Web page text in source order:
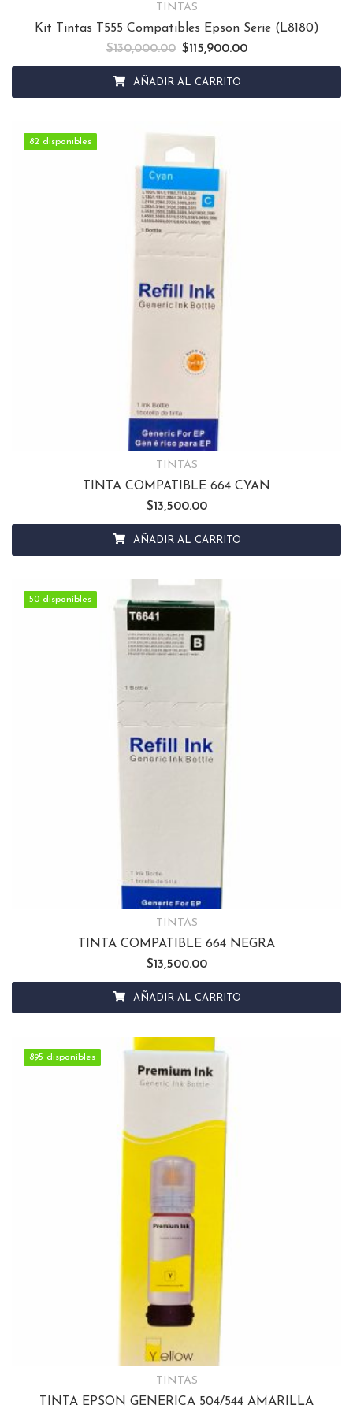
TINTAS
Kit Tintas T555 Compatibles Epson Serie (L8180)
$130,000.00 El precio original era: $130,000.00.
$115,900.00
AÑADIR AL CARRITO
82 disponibles
82 disponibles
TINTAS
TINTA COMPATIBLE 664 CYAN
$13,500.00
AÑADIR AL CARRITO
50 disponibles
50 disponibles
TINTAS
TINTA COMPATIBLE 664 NEGRA
$13,500.00
AÑADIR AL CARRITO
895 disponibles
895 disponibles
TINTAS
TINTA EPSON GENERICA 504/544 AMARILLA